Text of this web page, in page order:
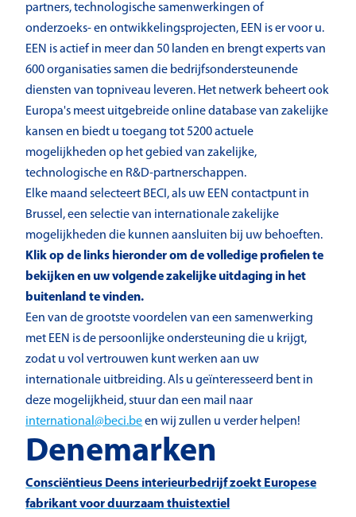
partners, technologische samenwerkingen of
onderzoeks- en ontwikkelingsprojecten, EEN is er voor u.
EEN is actief in meer dan 50 landen en brengt experts van
600 organisaties samen die bedrijfsondersteunende
diensten van topniveau leveren. Het netwerk beheert ook
Europa's meest uitgebreide online database van zakelijke
kansen en biedt u toegang tot 5200 actuele
mogelijkheden op het gebied van zakelijke,
technologische en R&D-partnerschappen.
Elke maand selecteert BECI, als uw EEN contactpunt in
Brussel, een selectie van internationale zakelijke
mogelijkheden die kunnen aansluiten bij uw behoeften.
Klik op de links hieronder om de volledige profielen te
bekijken en uw volgende zakelijke uitdaging in het
buitenland te vinden.
Een van de grootste voordelen van een samenwerking
met EEN is de persoonlijke ondersteuning die u krijgt,
zodat u vol vertrouwen kunt werken aan uw
internationale uitbreiding. Als u geïnteresseerd bent in
deze mogelijkheid, stuur dan een mail naar
international@beci.been wij zullen u verder helpen!
Denemarken
Consciëntieus Deens interieurbedrijf zoekt Europese
fabrikant voor duurzaam thuistextiel